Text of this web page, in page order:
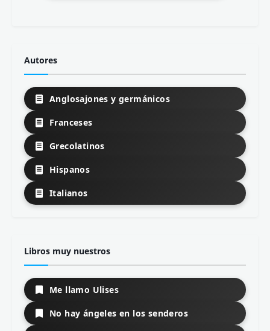
Autores
Anglosajones y germánicos
Franceses
Grecolatinos
Hispanos
Italianos
Libros muy nuestros
Me llamo Ulises
No hay ángeles en los senderos